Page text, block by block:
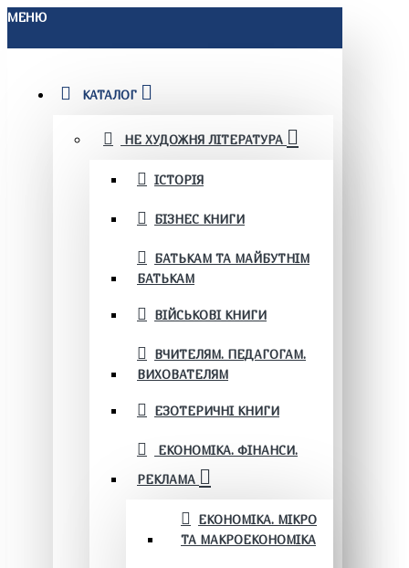
МЕНЮ
КАТАЛОГ
НЕ ХУДОЖНЯ ЛІТЕРАТУРА
ІСТОРІЯ
БІЗНЕС КНИГИ
БАТЬКАМ ТА МАЙБУТНІМ
БАТЬКАМ
ВІЙСЬКОВІ КНИГИ
ВЧИТЕЛЯМ. ПЕДАГОГАМ.
ВИХОВАТЕЛЯМ
ЕЗОТЕРИЧНІ КНИГИ
ЕКОНОМІКА. ФІНАНСИ.
РЕКЛАМА
ЕКОНОМІКА. МІКРО
ТА МАКРОЕКОНОМІКА